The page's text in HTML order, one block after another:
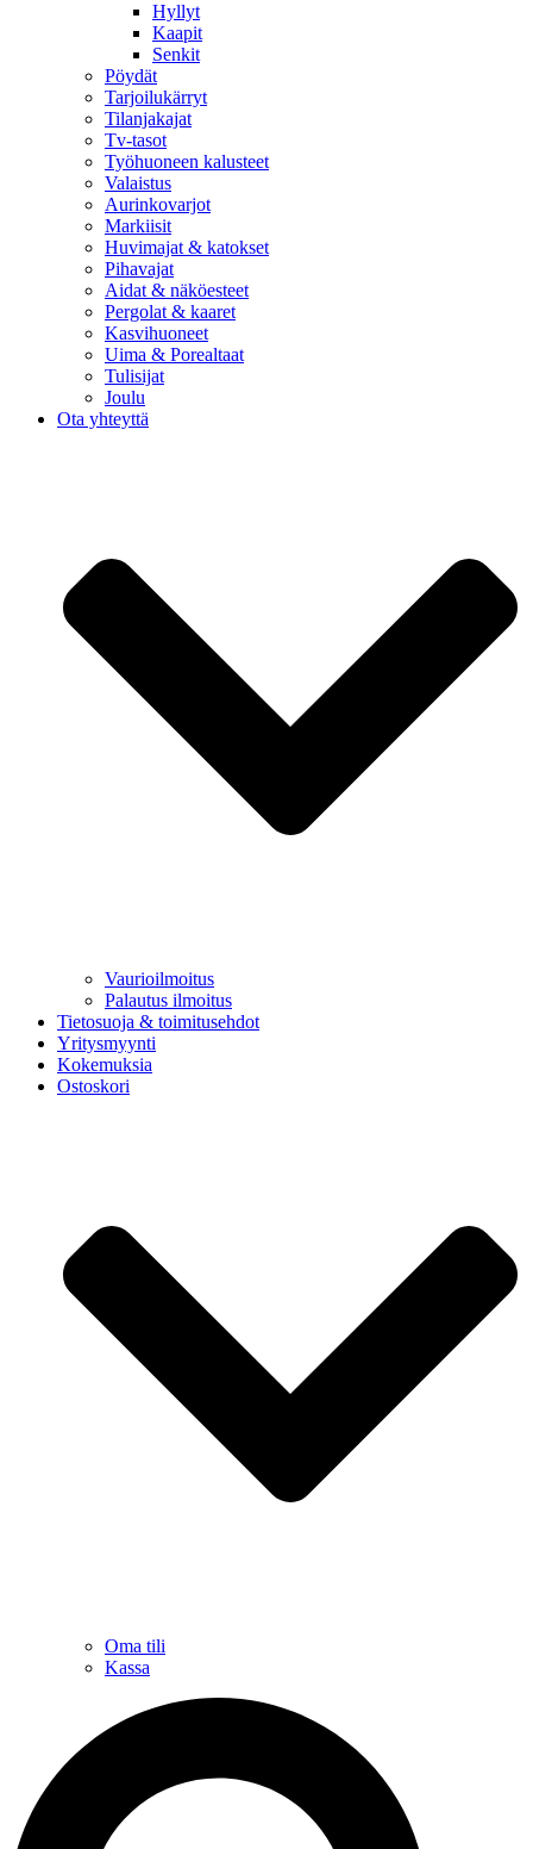
Hyllyt
Kaapit
Senkit
Pöydät
Tarjoilukärryt
Tilanjakajat
Tv-tasot
Työhuoneen kalusteet
Valaistus
Aurinkovarjot
Markiisit
Huvimajat & katokset
Pihavajat
Aidat & näköesteet
Pergolat & kaaret
Kasvihuoneet
Uima & Porealtaat
Tulisijat
Joulu
Ota yhteyttä
Vaurioilmoitus
Palautus ilmoitus
Tietosuoja & toimitusehdot
Yritysmyynti
Kokemuksia
Ostoskori
Oma tili
Kassa